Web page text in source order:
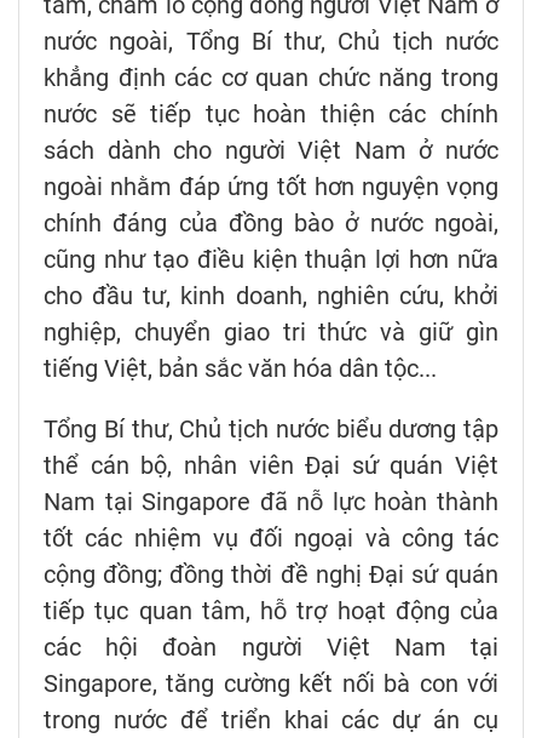
nước ngoài, Tổng Bí thư, Chủ tịch nước
khẳng định các cơ quan chức năng trong
nước sẽ tiếp tục hoàn thiện các chính
sách dành cho người Việt Nam ở nước
ngoài nhằm đáp ứng tốt hơn nguyện vọng
chính đáng của đồng bào ở nước ngoài,
cũng như tạo điều kiện thuận lợi hơn nữa
cho đầu tư, kinh doanh, nghiên cứu, khởi
nghiệp, chuyển giao tri thức và giữ gìn
tiếng Việt, bản sắc văn hóa dân tộc...
Tổng Bí thư, Chủ tịch nước biểu dương tập
thể cán bộ, nhân viên Đại sứ quán Việt
Nam tại Singapore đã nỗ lực hoàn thành
tốt các nhiệm vụ đối ngoại và công tác
cộng đồng; đồng thời đề nghị Đại sứ quán
tiếp tục quan tâm, hỗ trợ hoạt động của
các hội đoàn người Việt Nam tại
Singapore, tăng cường kết nối bà con với
trong nước để triển khai các dự án cụ